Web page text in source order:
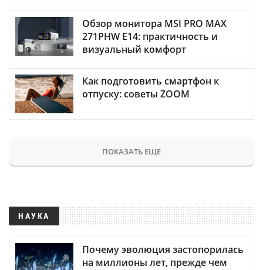
Обзор монитора MSI PRO MAX
271PHW E14: практичность и
визуальный комфорт
Как подготовить смартфон к
отпуску: советы ZOOM
ПОКАЗАТЬ ЕЩЕ
НАУКА
Почему эволюция застопорилась
на миллионы лет, прежде чем